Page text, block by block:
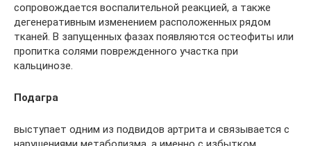
сопровождается воспалительной реакцией, а также
дегенеративным изменением расположенных рядом
тканей. В запущенных фазах появляются остеофиты или
пропитка солями поврежденного участка при
кальцинозе.
Подагра
выступает одним из подвидов артрита и связывается с